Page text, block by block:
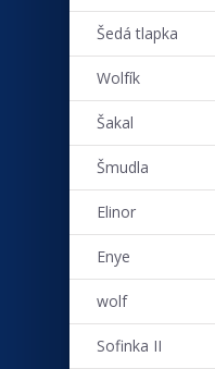
Šedá tlapka
Wolfík
Šakal
Šmudla
Elinor
Enye
wolf
Sofinka II